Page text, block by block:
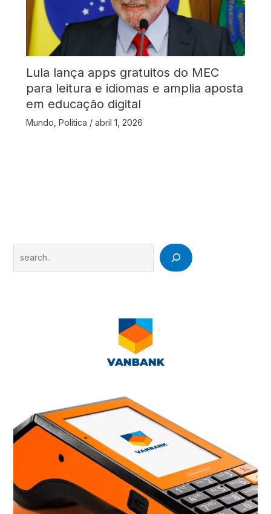
Lula lança apps gratuitos do MEC
para leitura e idiomas e amplia aposta
em educação digital
Mundo Politica / abril 1, 2026